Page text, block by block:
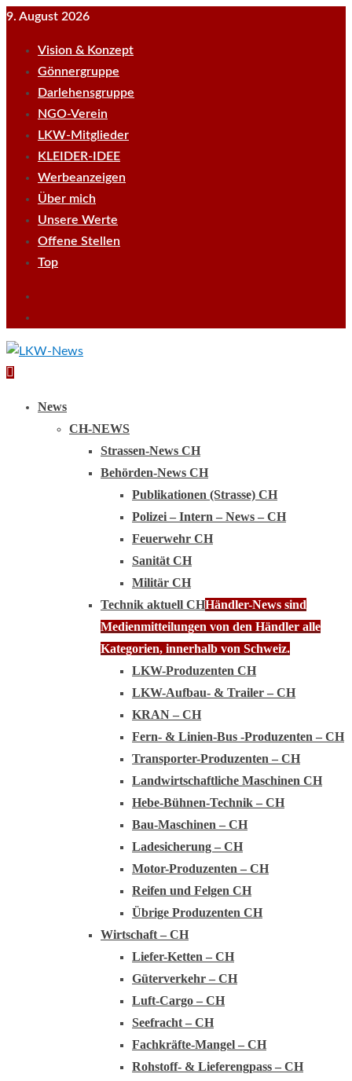
Skip
content
9. August 2026
Vision & Konzept
Gönnergruppe
Darlehensgruppe
NGO-Verein
LKW-Mitglieder
KLEIDER-IDEE
Werbeanzeigen
Über mich
Unsere Werte
Offene Stellen
Top
News
CH-NEWS
Strassen-News CH
Behörden-News CH
Publikationen (Strasse) CH
Polizei – Intern – News – CH
Feuerwehr CH
Sanität CH
Militär CH
Technik aktuell CHHändler-News sind
Medienmitteilungen von den Händler alle
Kategorien, innerhalb von Schweiz.
LKW-Produzenten CH
LKW-Aufbau- & Trailer – CH
KRAN – CH
Fern- & Linien-Bus -Produzenten – CH
Transporter-Produzenten – CH
Landwirtschaftliche Maschinen CH
Hebe-Bühnen-Technik – CH
Bau-Maschinen – CH
Ladesicherung – CH
Motor-Produzenten – CH
Reifen und Felgen CH
Übrige Produzenten CH
Wirtschaft – CH
Liefer-Ketten – CH
Güterverkehr – CH
Luft-Cargo – CH
Seefracht – CH
Fachkräfte-Mangel – CH
Rohstoff- & Lieferengpass – CH